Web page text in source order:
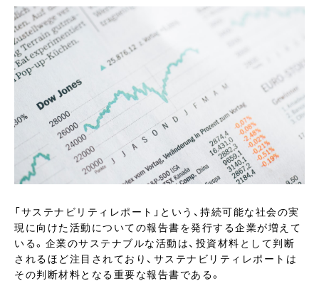
「サステナビリティレポート」という、持続可能な社会の実
現に向けた活動についての報告書を発行する企業が増えて
いる。企業のサステナブルな活動は、投資材料として判断
されるほど注目されており、サステナビリティレポートは
その判断材料となる重要な報告書である。